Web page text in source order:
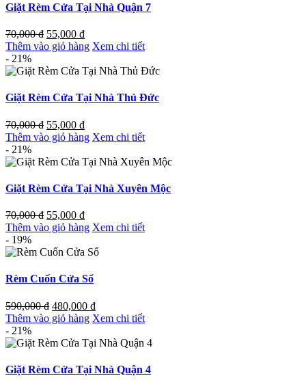
Giặt Rèm Cửa Tại Nhà Quận 7
70,000đ 55,000 đ
Thêm vào giỏ hàng Xem chi tiết
- 21%
Giặt Rèm Cửa Tại Nhà Thủ Đức
70,000đ 55,000 đ
Thêm vào giỏ hàng Xem chi tiết
- 21%
Giặt Rèm Cửa Tại Nhà Xuyên Mộc
70,000đ 55,000 đ
Thêm vào giỏ hàng Xem chi tiết
- 19%
Rèm Cuốn Cửa Sổ
590,000đ 480,000 đ
Thêm vào giỏ hàng Xem chi tiết
- 21%
Giặt Rèm Cửa Tại Nhà Quận 4